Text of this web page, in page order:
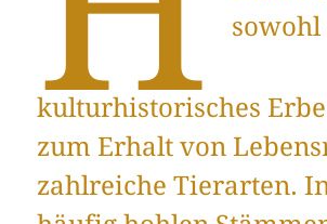
sowohl
kulturhistorisches
zum Erhalt von
zahlreiche Tierarten.